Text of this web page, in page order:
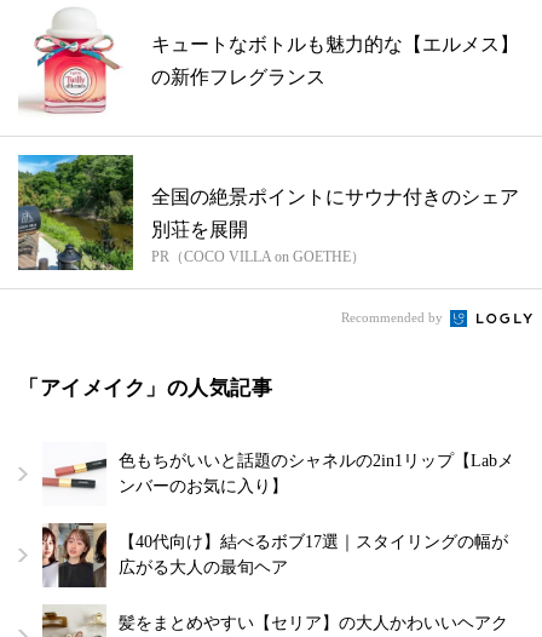
キュートなボトルも魅力的な【エルメス】
の新作フレグランス
全国の絶景ポイントにサウナ付きのシェア
別荘を展開
PR（COCO VILLA on GOETHE）
Recommended by
「アイメイク」の人気記事
色もちがいいと話題のシャネルの2in1リップ【Labメ
ンバーのお気に入り】
【40代向け】結べるボブ17選｜スタイリングの幅が
広がる大人の最旬ヘア
髪をまとめやすい【セリア】の大人かわいいヘアク